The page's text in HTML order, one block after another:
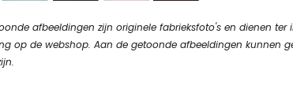
afbeeldingen zijn originele fabrieksfoto's en dienen
op de webshop. Aan de getoonde afbeeldingen kunnen